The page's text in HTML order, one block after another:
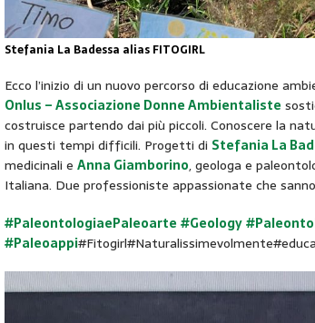
Stefania La Badessa alias FITOGIRL
Ecco l’inizio di un nuovo percorso di educazione
Onlus – Associazione Donne Ambientaliste
costruisce partendo dai più piccoli. Conoscere la
in questi tempi difficili. Progetti di Stefania La
medicinali e Anna Giamborino, geologa e
Italiana. Due professioniste appassionate che
#PaleontologiaePaleoarte #Geology
#Paleoappi